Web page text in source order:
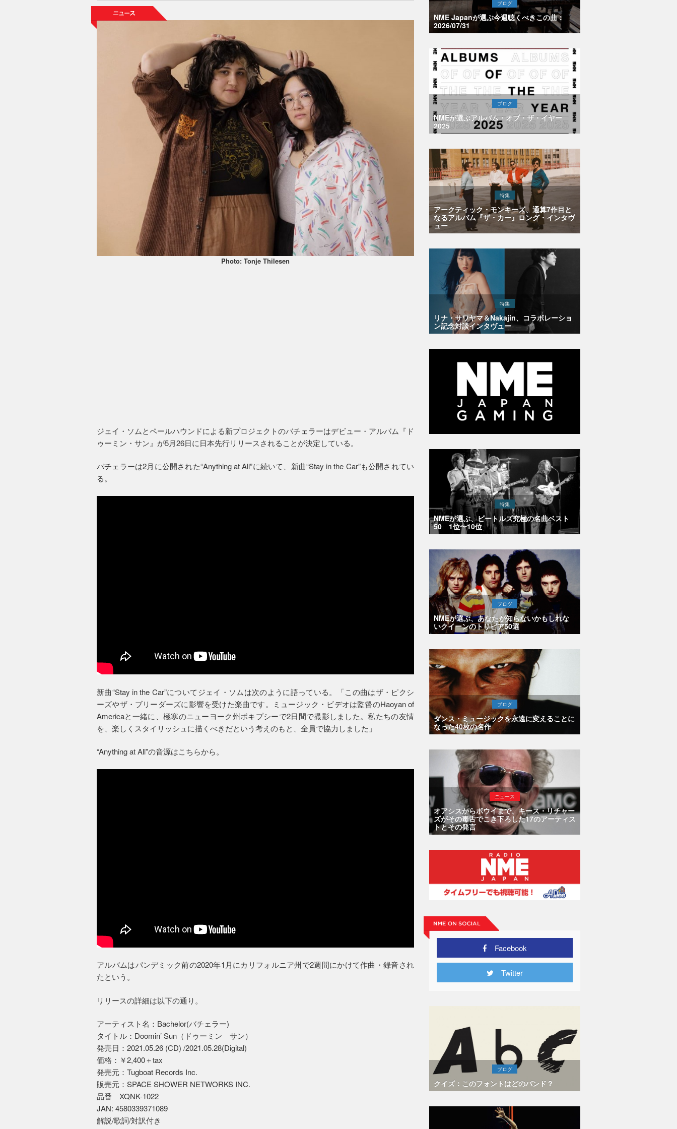
Photo: Tonje Thilesen
ジェイ・ソムとペールハウンドによる新プロジェクトのバチェラーはデビュー・アルバム『ド
ゥーミン・サン』が5月26日に日本先行リリースされることが決定している。
バチェラーは2月に公開された“Anything at All”に続いて、新曲“Stay in the Car”も公開されてい
る。
新曲“Stay in the Car”についてジェイ・ソムは次のように語っている。「この曲はザ・ピクシ
ーズやザ・ブリーダーズに影響を受けた楽曲です。ミュージック・ビデオは監督のHaoyan of
Americaと一緒に、極寒のニューヨーク州ポキプシーで2日間で撮影しました。私たちの友情
を、楽しくスタイリッシュに描くべきだという考えのもと、全員で協力しました」
“Anything at All”の音源はこちらから。
アルバムはパンデミック前の2020年1月にカリフォルニア州で2週間にかけて作曲・録音され
たという。
リリースの詳細は以下の通り。
アーティスト名：Bachelor(バチェラー)
タイトル：Doomin’ Sun（ドゥーミン サン）
発売日：2021.05.26 (CD) /2021.05.28(Digital)
価格：￥2,400＋tax
発売元：Tugboat Records Inc.
販売元：SPACE SHOWER NETWORKS INC.
品番 XQNK-1022
JAN: 4580339371089
解説/歌詞/対訳付き
ブログ
NME Japanが選ぶ今週聴くべきこの曲：
2026/07/31
ブログ
NMEが選ぶアルバム・オブ・ザ・イヤー
2025
特集
アークティック・モンキーズ、通算7作目と
なるアルバム『ザ・カー』ロング・インタヴ
ュー
特集
リナ・サワヤマ＆Nakajin、コラボレーショ
ン記念対談インタヴュー
特集
NMEが選ぶ、ビートルズ究極の名曲ベスト
50 1位〜10位
ブログ
NMEが選ぶ、あなたが知らないかもしれな
いクイーンのトリビア50選
ブログ
ダンス・ミュージックを永遠に変えることに
なった40枚の名作
ニュース
オアシスからボウイまで、キース・リチャー
ズがその毒舌でこき下ろした17のアーティス
トとその発言
Facebook
Twitter
ブログ
クイズ：このフォントはどのバンド？